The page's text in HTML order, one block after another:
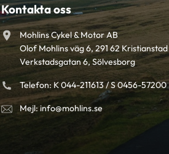
Kontakta oss
Mohlins Cykel & Motor AB
Olof Mohlins väg 6, 291 62 Kristianstad
Verkstadsgatan 6, Sölvesborg
Telefon: K 044-211613 / S 0456-57200
Mejl: info@mohlins.se